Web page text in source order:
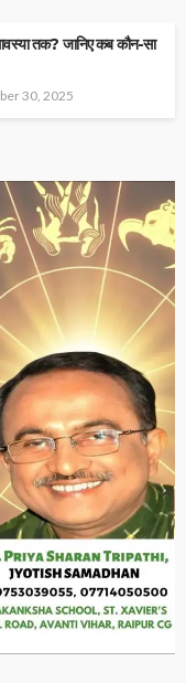
तक? जानिए कब कौन-सा
30, 2025